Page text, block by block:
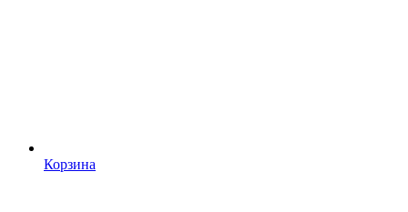
Корзина